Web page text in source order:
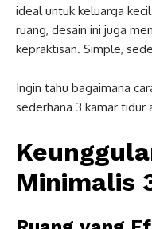
ideal untuk keluarga
ruang, desain ini juga
kepraktisan. Simple,
Ingin tahu bagaimana
sederhana 3 kamar tidur
Minimalis